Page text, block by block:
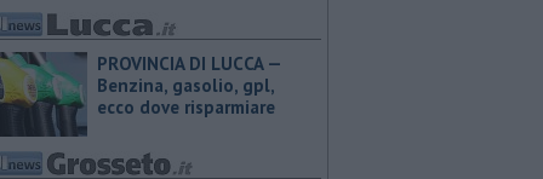
PROVINCIA DI LUCCA — ​
Benzina, gasolio, gpl,
ecco dove risparmiare